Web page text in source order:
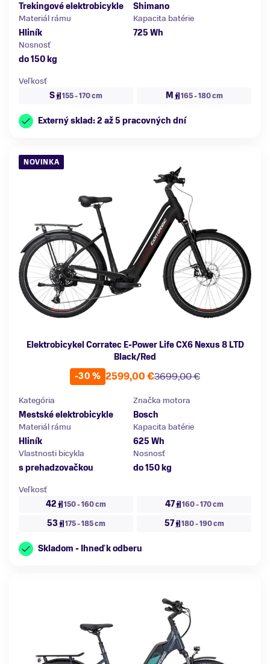
Trekingové elektrobicykle
Shimano
Materiál rámu
Hliník
Kapacita batérie
725 Wh
Nosnosť
do 150 kg
Veľkosť
S
155 - 170 cm M 165 - 180 cm
Externý sklad: 2 až 5 pracovných dní
NOVINKA
Elektrobicykel Corratec E-Power Life CX6 Nexus 8 LTD
Black/Red
-30 %
3699,00 €
2599,00 €
Kategória
Mestské elektrobicykle
Značka motora
Bosch
Materiál rámu
Hliník
Kapacita batérie
625 Wh
Vlastnosti bicykla
s prehadzovačkou
Nosnosť
do 150 kg
Veľkosť
42
150 - 160 cm 47 160 - 170 cm
53 175 - 185 cm 57 180 - 190 cm
Skladom - Ihneď k odberu